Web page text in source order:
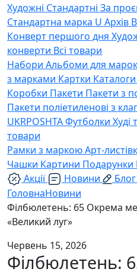
Художні Стандартні За
Стандартна марка U Архів
Конверт першого дня
конверти Всі товари
Набори Альбоми для марок
з марками Картки Каталоги
Коробки Пакети Пакети з
Пакети поліетиленові з
UKRPOSHTAФутболки Худі
товари
Рамки з маркоюАрт-
Чашки Картини Подарунки
Акції
Новини Блог
ГоловнаНовини
Філбюлетень: 65 Окрема
«Великий луг»
Червень 15, 2026
Філбюлетень: